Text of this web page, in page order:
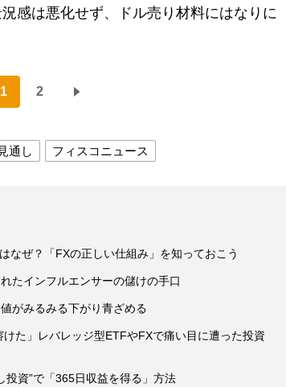
感は悪化せず、ドル売り材料にはなりに
1 2
通し フィスコニュース
なぜ？「FXの正しい仕組み」を知っておこう
たインフルエンサーの儲けの手口
がみるみる下がり青ざめる
た」レバレッジ型ETFやFXで痛い目に遭った投資
資”で「365日収益を得る」方法